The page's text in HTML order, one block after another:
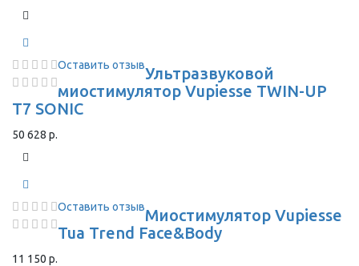
Оставить отзывУльтразвуковой
миостимулятор Vupiesse TWIN-UP
T7 SONIC
50 628 р.
Оставить отзывМиостимулятор Vupiesse
Tua Trend Face&Body
11 150 р.